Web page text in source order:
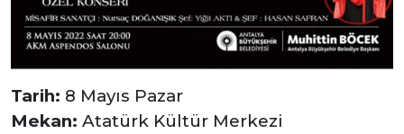
Tarih: 8 Mayıs Pazar
Mekan: Atatürk Kültür Merkezi